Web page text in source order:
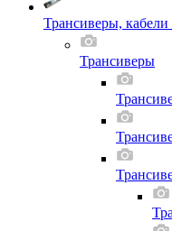
Трансиверы,
Трансиверы